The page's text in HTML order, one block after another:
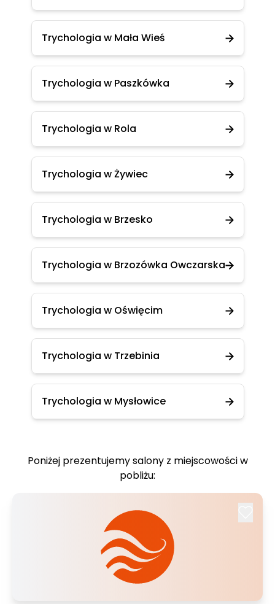
Trychologia w Mała Wieś
Trychologia w Paszkówka
Trychologia w Rola
Trychologia w Żywiec
Trychologia w Brzesko
Trychologia w Brzozówka Owczarska
Trychologia w Oświęcim
Trychologia w Trzebinia
Trychologia w Mysłowice
Poniżej prezentujemy salony z miejscowości w
pobliżu: